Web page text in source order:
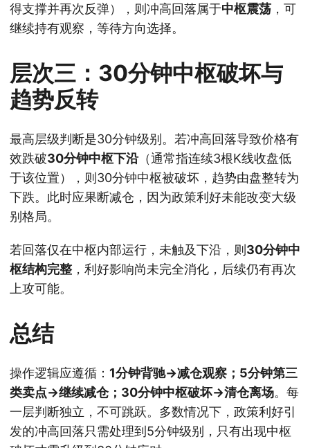
得支撑并再次反弹），则冲高回落属于中枢震荡 ，可
继续持有观察，等待方向选择。
层次三：30分钟中枢破坏与
趋势反转
最高层级判断是30分钟级别。若冲高回落导致价格有
效跌破30分钟中枢下沿（通常指连续3根K线收盘低
于该位置），则30分钟中枢被破坏，趋势由盘整转为
下跌。此时应果断减仓，因为政策利好未能改变大级
别格局。
若回落仅在中枢内部运行，未触及下沿，则30分钟中
枢结构完整 ，利好影响尚未完全消化，后续仍有再次
上攻可能。
总结
操作逻辑应遵循： 1分钟背驰→减仓观察；5分钟第三
类卖点→继续减仓；30分钟中枢破坏→清仓离场。每
一层判断独立，不可跳跃。多数情况下，政策利好引
发的冲高回落只需处理到5分钟级别，只有出现中枢